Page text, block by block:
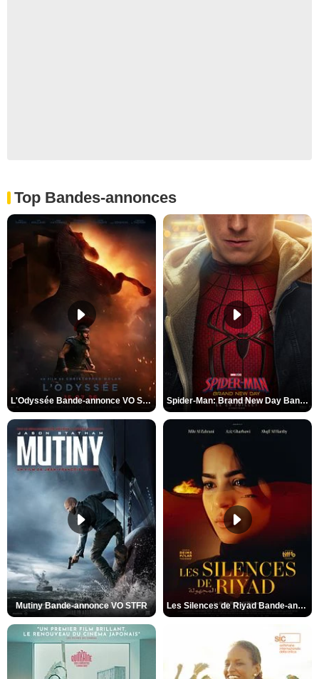
Top Bandes-annonces
L'Odyssée Bande-annonce VO STFR Spider-Man: Brand New Day Bande-annonce VO STFR
Mutiny Bande-annonce VO STFR Les Silences de Riyad Bande-annonce VO STFR